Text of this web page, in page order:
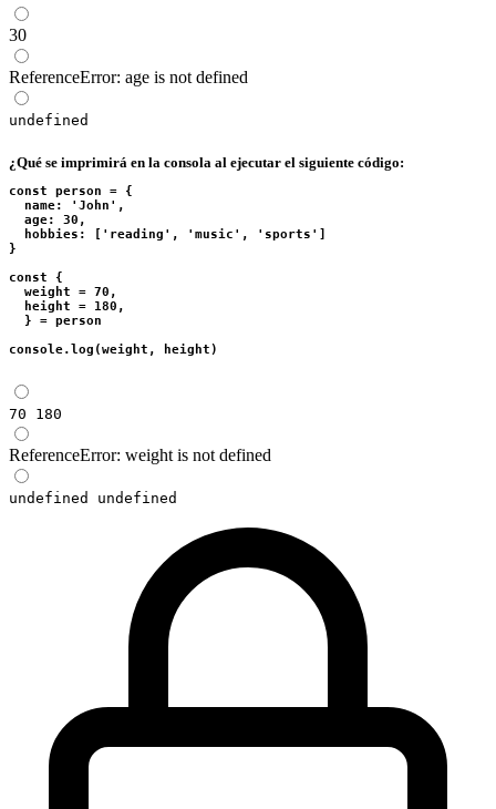
30
ReferenceError: age is not defined
undefined
¿Qué se imprimirá en la consola al ejecutar el siguiente código:
const person = {
  name: 'John',
  age: 30,
  hobbies: ['reading', 'music', 'sports']
}
const {
  weight = 70,
  height = 180,
  } = person
console.log(weight, height)
70 180
ReferenceError: weight is not defined
undefined undefined